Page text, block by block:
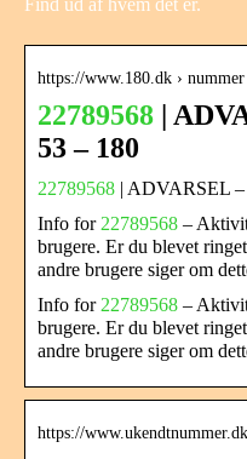
https://www.180.dk › nummer
22789568 |
53 – 180
22789568 | ADVARSEL –
Info for 22789568 –
brugere. Er du blevet
andre brugere siger om
Info for 22789568 –
brugere. Er du blevet
andre brugere siger om
https://